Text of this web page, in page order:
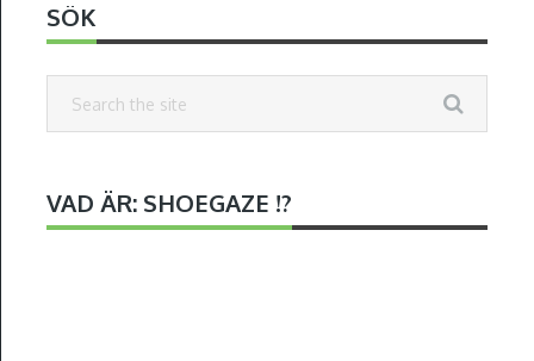
SÖK
VAD ÄR: SHOEGAZE !?